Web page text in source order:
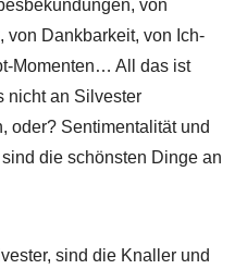
von
von Dankbarkeit, von Ich-
Momenten… All das ist
nicht an Silvester
oder? Sentimentalität und
die schönsten Dinge an
sind die Knaller und